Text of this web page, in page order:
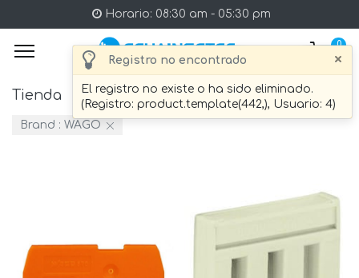
Registro no encontrado ×
El registro no existe o ha sido eliminado.
(Registro: product.template(442,), Usuario: 4)
Horario: 08:30 am - 05:30 pm
0
Tienda 147 artículo Encontrado.
Brand : WAGO